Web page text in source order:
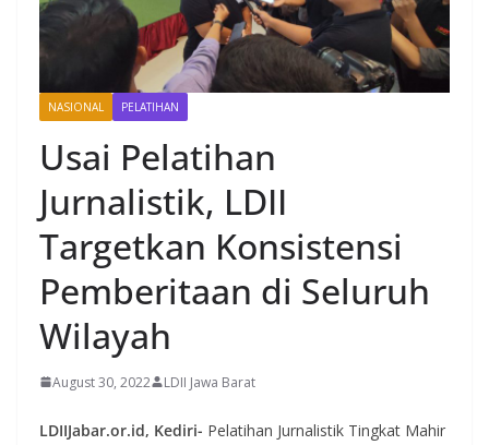
NASIONAL PELATIHAN
Usai Pelatihan
Jurnalistik, LDII
Targetkan Konsistensi
Pemberitaan di Seluruh
Wilayah
August 30, 2022 LDII Jawa Barat
LDIIJabar.or.id, Kediri- Pelatihan Jurnalistik Tingkat Mahir